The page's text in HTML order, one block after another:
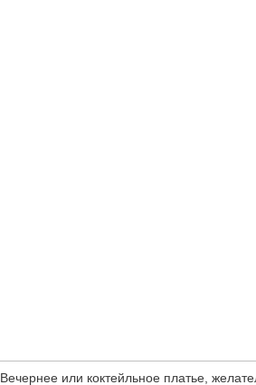
Вечернее или коктейльное платье,